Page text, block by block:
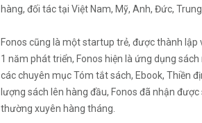
hàng, đối tác tại Việt Nam, Mỹ, Anh, Đức,
Fonos cũng là một startup trẻ, được thành
1 năm phát triển, Fonos hiện là ứng dụng
các chuyên mục Tóm tắt sách, Ebook, Thiền
lượng sách lên hàng đầu, Fonos đã nhận
thường xuyên hàng tháng.